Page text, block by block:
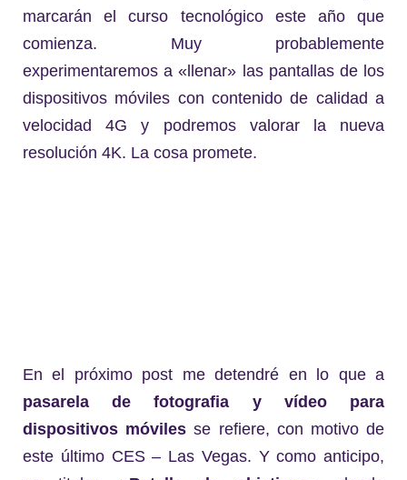
marcarán el curso tecnológico este año que
comienza. Muy probablemente
experimentaremos a «llenar» las pantallas de los
dispositivos móviles con contenido de calidad a
velocidad 4G y podremos valorar la nueva
resolución 4K. La cosa promete.
En el próximo post me detendré en lo que a
pasarela de fotografia y vídeo para
dispositivos móviles se refiere, con motivo de
este último CES – Las Vegas. Y como anticipo,